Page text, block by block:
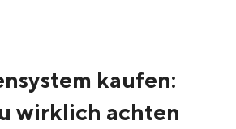
kaufen:
wirklich achten